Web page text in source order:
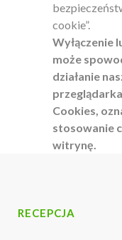
cookie”.
Wyłączenie
może
działanie
Cookies,
stosowanie
witrynę.
RECEPCJA